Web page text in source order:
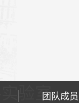
验室团队成员